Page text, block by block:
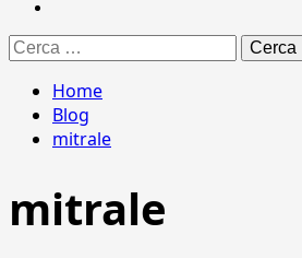
Ricerca
per:
Home
Blog
mitrale
mitrale